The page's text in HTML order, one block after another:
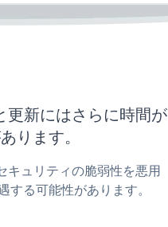
新にはさらに時間が
ります。
ュリティの脆弱性を悪用
る可能性があります。